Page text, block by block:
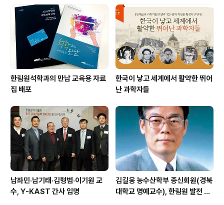
심을 자극하는 연구 활동을 진행했다. 또한 멘토와의 대화
시간, 청소년과학영재사사 선배와의 만남 등 친교의 시간
도 마련됐다. 한림원이 지난 2008년부터 시행하고 있는
'청소년과학영재사사'는 과학기술에 관심이..
한림원석학과의 만남 교육용 자료
집 배포
한국이 낳고 세계에서 활약한 뛰어
난 과학자들
남좌민·남기태·김형범·이기원 교
수, Y-KAST 간사 임명
김길웅 농수산학부 종신회원(경북
대학교 명예교수), 한림원 발전 위